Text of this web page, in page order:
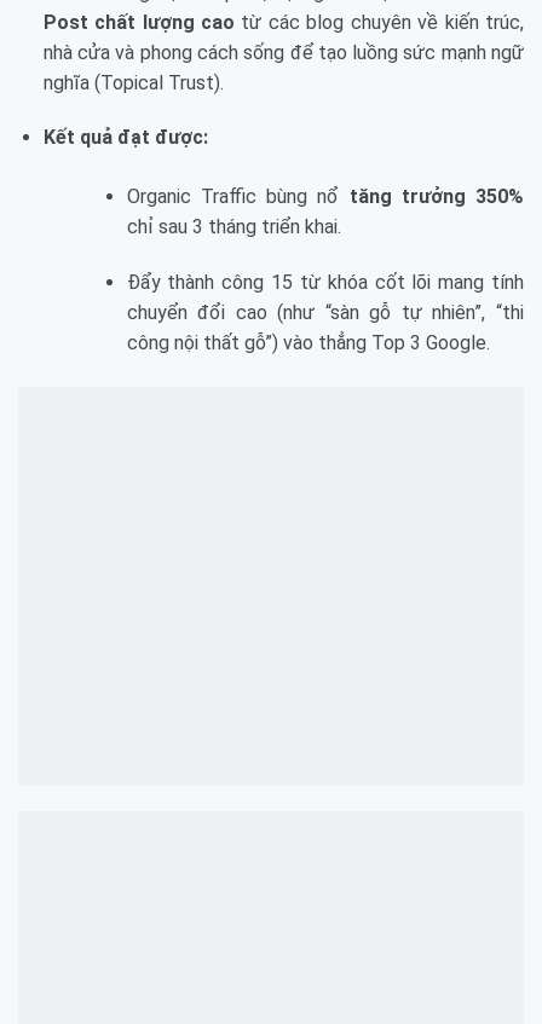
Post chất lượng cao từ các blog chuyên về kiến trúc,
nhà cửa và phong cách sống để tạo luồng sức mạnh ngữ
nghĩa (Topical Trust).
Kết quả đạt được:
Organic Traffic bùng nổ tăng trưởng 350%
chỉ sau 3 tháng triển khai.
Đẩy thành công 15 từ khóa cốt lõi mang tính
chuyển đổi cao (như “sàn gỗ tự nhiên”, “thi
công nội thất gỗ”) vào thẳng Top 3 Google.